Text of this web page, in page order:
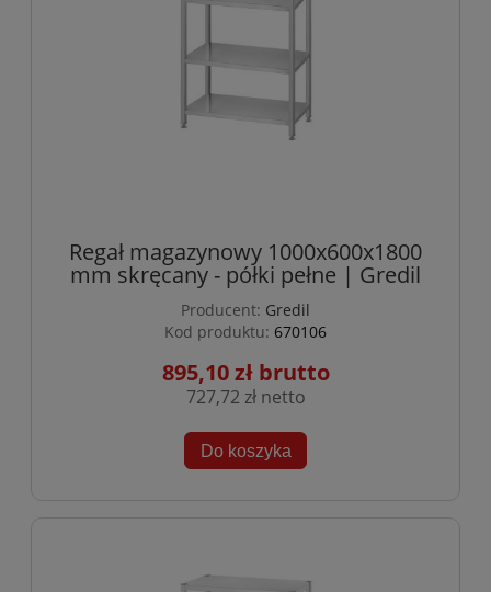
Regał magazynowy 1000x600x1800
mm skręcany - półki pełne | Gredil
Producent: Gredil
Kod produktu: 670106
895,10 zł
727,72 zł
Do koszyka